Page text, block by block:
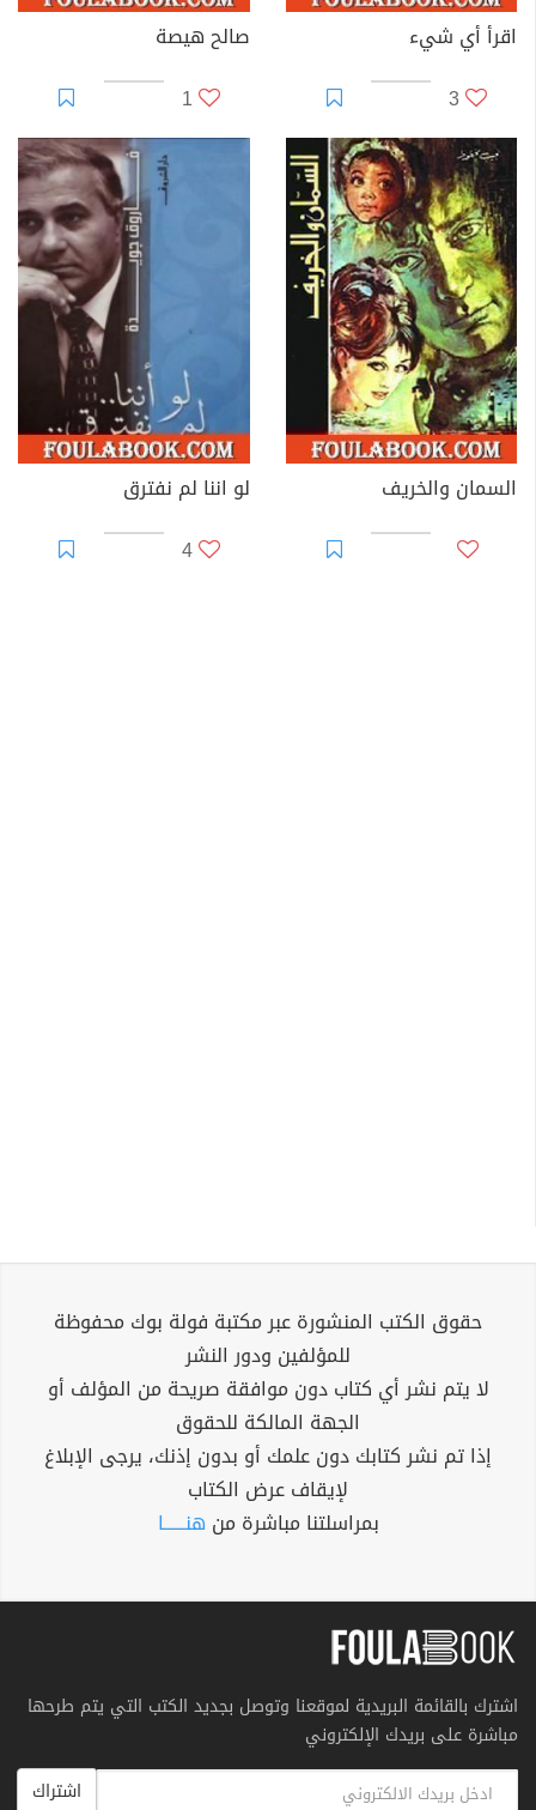
اقرأ أي شيء
3
صالح هيصة
1
السمان والخريف
لو اننا لم نفترق
4
حقوق الكتب المنشورة عبر مكتبة فولة بوك محفوظة
للمؤلفين ودور النشر
لا يتم نشر أي كتاب دون موافقة صريحة من المؤلف أو
الجهة المالكة للحقوق
إذا تم نشر كتابك دون علمك أو بدون إذنك، يرجى الإبلاغ
لإيقاف عرض الكتاب
بمراسلتنا مباشرة من هنــــــا
اشترك بالقائمة البريدية لموقعنا وتوصل بجديد الكتب التي يتم طرحها
مباشرة على بريدك الإلكتروني
اشتراك